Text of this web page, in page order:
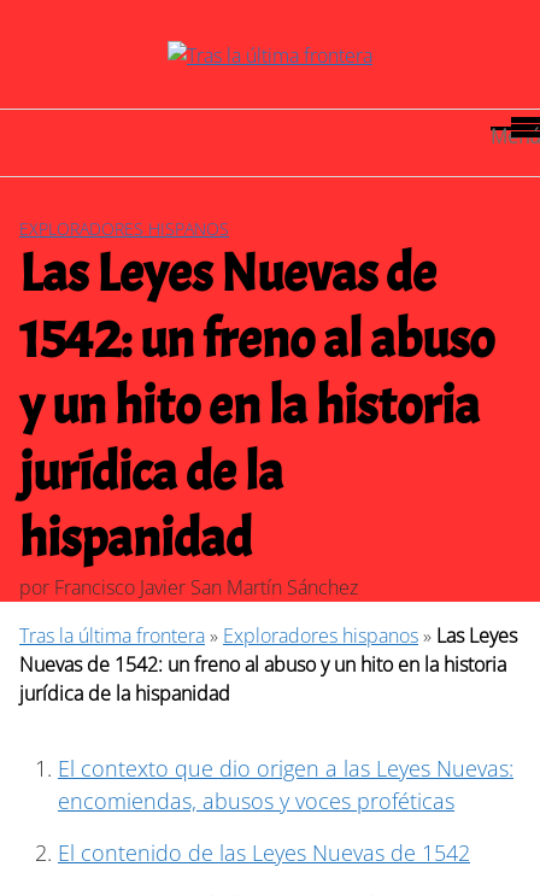
Menú
EXPLORADORES HISPANOS
Las Leyes Nuevas de
1542: un freno al abuso
y un hito en la historia
jurídica de la
hispanidad
por Francisco Javier San Martín Sánchez
Tras la última frontera» Exploradores hispanos» Las Leyes
Nuevas de 1542: un freno al abuso y un hito en la historia
jurídica de la hispanidad
El contexto que dio origen a las Leyes Nuevas:
encomiendas, abusos y voces proféticas
El contenido de las Leyes Nuevas de 1542